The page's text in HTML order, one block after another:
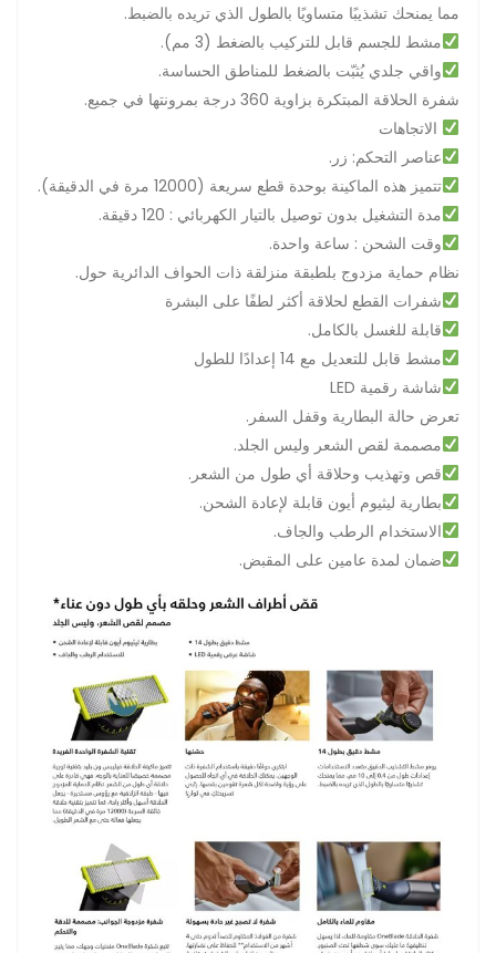
.مما يمنحك تشذيبًا متساويًا بالطول الذي تريده بالضبط
.مشط للجسم قابل للتركيب بالضغط (3 مم)
.واقي جلدي يُثبّت بالضغط للمناطق الحساسة
.شفرة الحلاقة المبتكرة بزاوية 360 درجة بمرونتها في جميع
.عناصر التحكم: زر
.تتميز هذه الماكينة بوحدة قطع سريعة (12000 مرة في الدقيقة)
.مدة التشغيل بدون توصيل بالتيار الكهربائي : 120 دقيقة
.وقت الشحن : ساعة واحدة
.نظام حماية مزدوج بلطبقة منزلقة ذات الحواف الدائرية حول
شفرات القطع لحلاقة أكثر لطفًا على البشرة
.قابلة للغسل بالكامل
مشط قابل للتعديل مع 14 إعدادًا للطول
LED شاشة رقمية
.تعرض حالة البطارية وقفل السفر
.مصممة لقص الشعر وليس الجلد
.قص وتهذيب وحلاقة أي طول من الشعر
.بطارية ليثيوم أيون قابلة لإعادة الشحن
.الاستخدام الرطب والجاف
.ضمان لمدة عامين على المقبض